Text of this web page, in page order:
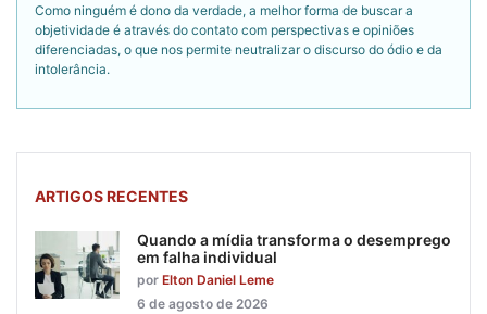
Como ninguém é dono da verdade, a melhor forma de buscar a
objetividade é através do contato com perspectivas e opiniões
diferenciadas, o que nos permite neutralizar o discurso do ódio e da
intolerância.
ARTIGOS RECENTES
Quando a mídia transforma o desemprego
em falha individual
por Elton Daniel Leme
6 de agosto de 2026